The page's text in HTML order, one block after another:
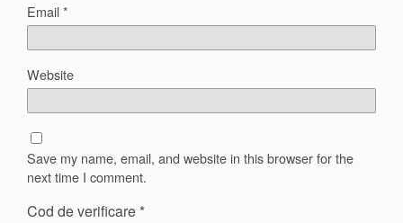
Email*
Website
Save my name, email, and website in this browser for the
next time I comment.
Cod de verificare *